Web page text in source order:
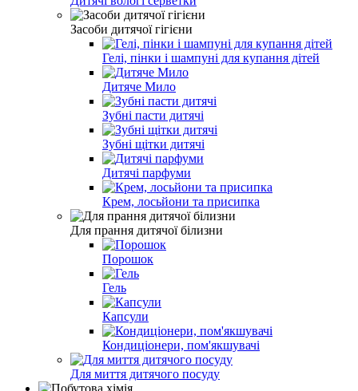
Засоби дитячої гігієни
Гелі, пінки і шампуні для купання дітей
Дитяче Мило
Зубні пасти дитячі
Зубні щітки дитячі
Дитячі парфуми
Крем, лосьйони та присипка
Для прання дитячої білизни
Порошок
Гель
Капсули
Кондиціонери, пом'якшувачі
Для миття дитячого посуду